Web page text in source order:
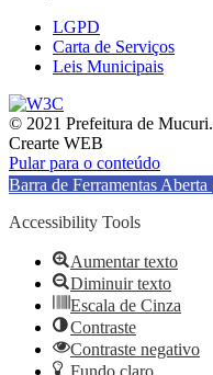
LGPD
Carta de Serviços
Leis Municipais
© 2021 Prefeitura de Mucuri.
Crearte WEB
Pular para o conteúdo
Barra de Ferramentas Aberta
Accessibility Tools
Aumentar texto
Diminuir texto
Escala de Cinza
Contraste
Contraste negativo
Fundo claro